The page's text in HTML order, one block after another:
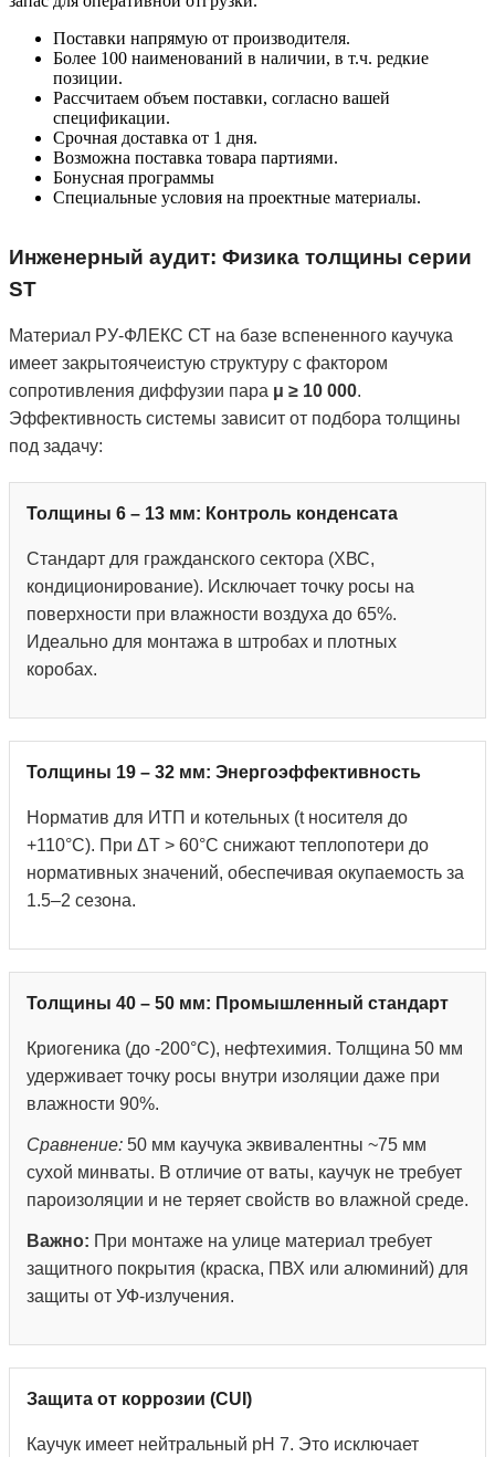
Поставки напрямую от производителя.
Более 100 наименований в наличии, в т.ч. редкие
позиции.
Рассчитаем объем поставки, согласно вашей
спецификации.
Срочная доставка от 1 дня.
Возможна поставка товара партиями.
Бонусная программы
Специальные условия на проектные материалы.
Инженерный аудит: Физика толщины серии
ST
Материал РУ-ФЛЕКС СТ на базе вспененного каучука
имеет закрытоячеистую структуру с фактором
сопротивления диффузии пара μ ≥ 10 000.
Эффективность системы зависит от подбора толщины
под задачу:
Толщины 6 – 13 мм: Контроль конденсата
Стандарт для гражданского сектора (ХВС,
кондиционирование). Исключает точку росы на
поверхности при влажности воздуха до 65%.
Идеально для монтажа в штробах и плотных
коробах.
Толщины 19 – 32 мм: Энергоэффективность
Норматив для ИТП и котельных (t носителя до
+110°С). При ΔT > 60°C снижают теплопотери до
нормативных значений, обеспечивая окупаемость за
1.5–2 сезона.
Толщины 40 – 50 мм: Промышленный стандарт
Криогеника (до -200°С), нефтехимия. Толщина 50 мм
удерживает точку росы внутри изоляции даже при
влажности 90%.
Сравнение: 50 мм каучука эквивалентны ~75 мм
сухой минваты. В отличие от ваты, каучук не требует
пароизоляции и не теряет свойств во влажной среде.
Важно: При монтаже на улице материал требует
защитного покрытия (краска, ПВХ или алюминий) для
защиты от УФ-излучения.
Защита от коррозии (CUI)
Каучук имеет нейтральный pH 7. Это исключает